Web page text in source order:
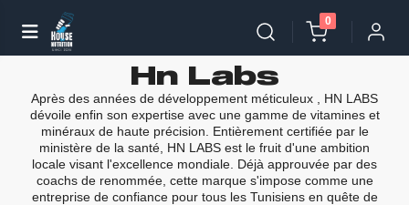
0
Hn Labs
Après des années de développement méticuleux , HN LABS
dévoile enfin son expertise avec une gamme de vitamines et
minéraux de haute précision. Entièrement certifiée par le
ministère de la santé, HN LABS est le fruit d'une ambition
locale visant l'excellence mondiale. Déjà approuvée par des
coachs de renommée, cette marque s'impose comme une
entreprise de confiance pour tous les Tunisiens en quête de